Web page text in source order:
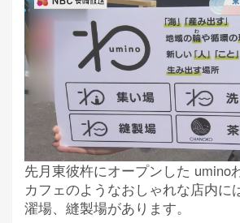
先月東彼杵にオープンした umino
カフェのようなおしゃれな店内に
濯場、縫製場があります。